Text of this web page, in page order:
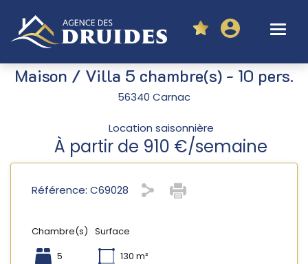
Maison / Villa 5 chambre(s) - 10 pers.
56340 Carnac
Location saisonnière
À partir de 910 €/semaine
Référence: C69028
Chambre(s)
5
Surface
130 m²